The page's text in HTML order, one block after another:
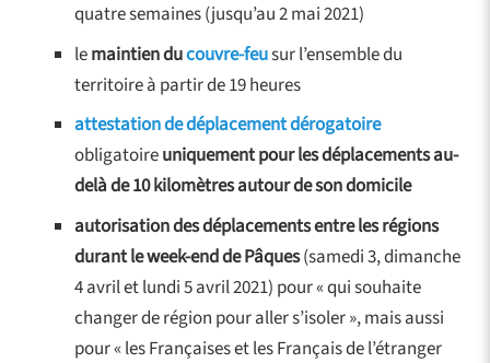
quatre semaines (jusqu’au 2 mai 2021)
lemaintien ducouvre-feusur l’ensemble du
territoire à partir de 19 heures
attestation de déplacement dérogatoire
obligatoireuniquement pour les déplacements au-
delà de 10 kilomètres autour de son domicile
autorisation des déplacements entre les régions
durant le week-end de Pâques(samedi 3, dimanche
4 avril et lundi 5 avril 2021) pour « qui souhaite
changer de région pour aller s’isoler », mais aussi
pour « les Françaises et les Français de l’étranger